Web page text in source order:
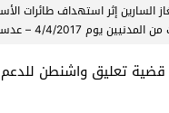
السارين إثر استهداف طائرات
الدين فطراوي – حرية برس©
قضية تعليق واشنطن